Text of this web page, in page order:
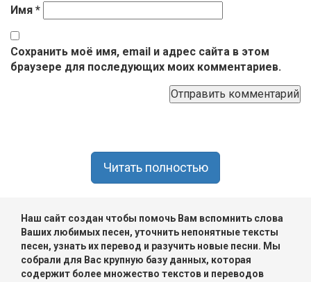
Имя *
Сохранить моё имя, email и адрес сайта в этом
браузере для последующих моих комментариев.
Читать полностью
Наш сайт создан чтобы помочь Вам вспомнить слова
Ваших любимых песен, уточнить непонятные тексты
песен, узнать их перевод и разучить новые песни. Мы
собрали для Вас крупную базу данных, которая
содержит более множество текстов и переводов